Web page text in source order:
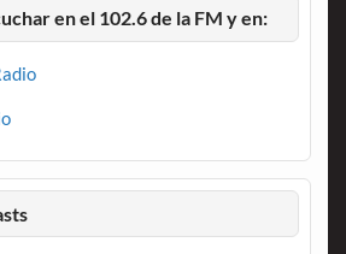
en el 102.6 de la FM y en: